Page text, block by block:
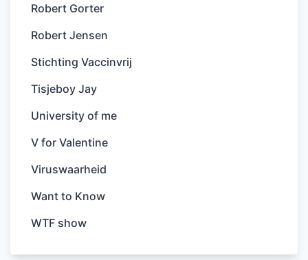
Robert Gorter
Robert Jensen
Stichting Vaccinvrij
Tisjeboy Jay
University of me
V for Valentine
Viruswaarheid
Want to Know
WTF show